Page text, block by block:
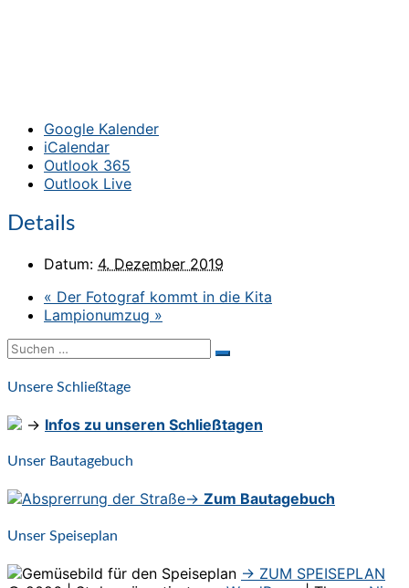
Google Kalender
iCalendar
Outlook 365
Outlook Live
Details
Datum: 4. Dezember 2019
« Der Fotograf kommt in die Kita
Lampionumzug »
Suchen
Suchen
Unsere Schließtage
→ Infos zu unseren Schließtagen
Unser Bautagebuch
→ Zum Bautagebuch
Unser Speiseplan
→ ZUM SPEISEPLAN